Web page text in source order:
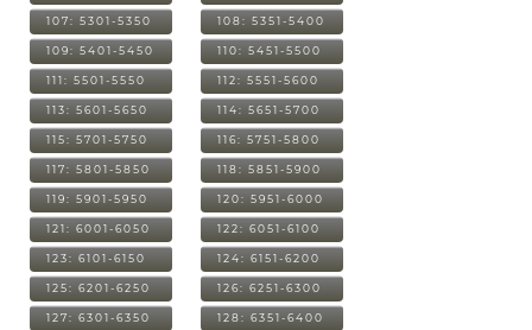
107: 5301-5350 108: 5351-5400
109: 5401-5450 110: 5451-5500
111: 5501-5550 112: 5551-5600
113: 5601-5650 114: 5651-5700
115: 5701-5750 116: 5751-5800
117: 5801-5850 118: 5851-5900
119: 5901-5950 120: 5951-6000
121: 6001-6050 122: 6051-6100
123: 6101-6150 124: 6151-6200
125: 6201-6250 126: 6251-6300
127: 6301-6350 128: 6351-6400